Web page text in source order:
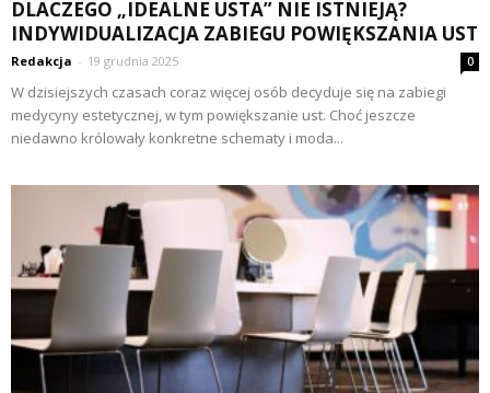
DLACZEGO „IDEALNE USTA” NIE ISTNIEJĄ?
INDYWIDUALIZACJA ZABIEGU POWIĘKSZANIA UST
Redakcja - 19 grudnia 2025 0
W dzisiejszych czasach coraz więcej osób decyduje się na zabiegi
medycyny estetycznej, w tym powiększanie ust. Choć jeszcze
niedawno królowały konkretne schematy i moda...